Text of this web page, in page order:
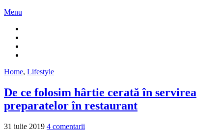
Menu
Home, Lifestyle
De ce folosim hârtie cerată în servirea
preparatelor în restaurant
31 iulie 2019 4 comentarii